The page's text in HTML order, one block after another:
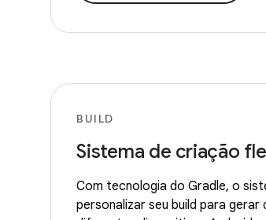
BUILD
Sistema de criação
Com tecnologia do Gradle, o
personalizar seu build para